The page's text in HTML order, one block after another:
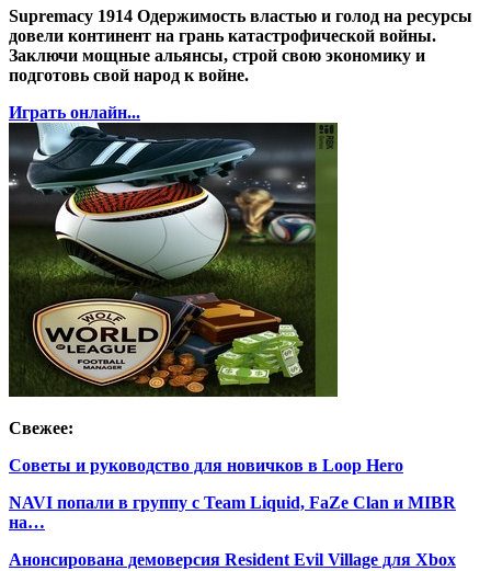
Supremacy 1914 Одержимость властью и голод на ресурсы
довели континент на грань катастрофической войны.
Заключи мощные альянсы, строй свою экономику и
подготовь свой народ к войне.
Играть онлайн...
Свежее:
Советы и руководство для новичков в Loop Hero
NAVI попали в группу с Team Liquid, FaZe Clan и MIBR
на…
Анонсирована демоверсия Resident Evil Village для Xbox